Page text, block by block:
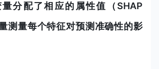
分配了相应的属性值（SHAP
测量每个特征对预测准确性的影